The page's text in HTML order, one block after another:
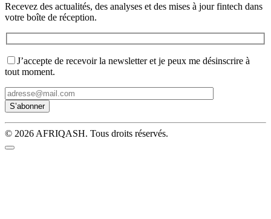
Recevez des actualités, des analyses et des mises à jour fintech dans
votre boîte de réception.
J’accepte de recevoir la newsletter et je peux me désinscrire à
tout moment.
© 2026 AFRIQASH. Tous droits réservés.